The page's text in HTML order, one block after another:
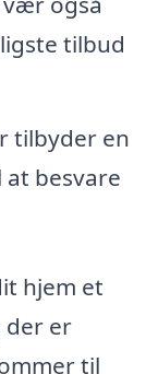
tilbud
tilbyder en
at besvare
hjem et
der er
til